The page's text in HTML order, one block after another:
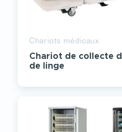
Chariots médicaux
Chariot de collecte
de linge